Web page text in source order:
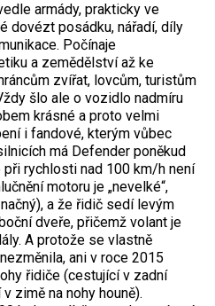
armády, prakticky ve
dovézt posádku, nářadí, díly
Počínaje
a zemědělství až ke
zvířat, lovcům, turistům
šlo ale o vozidlo nadmíru
krásné a proto velmi
i fandové, kterým vůbec
má Defender poněkud
rychlosti nad 100 km/h není
motoru je „nevelké“,
a že řidič sedí levým
dveře, přičemž volant je
A protože se vlastně
ani v roce 2015
řidiče (cestující v zadní
zimě na nohy houně).